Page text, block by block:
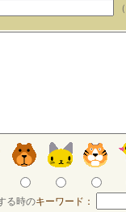
る時のキーワード：